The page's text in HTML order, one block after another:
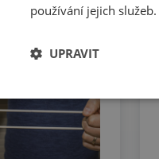
používání jejich služeb.
UPRAVIT